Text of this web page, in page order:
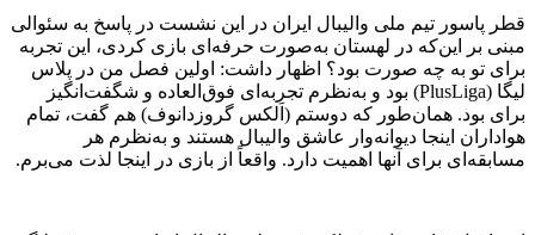
قطر پاسور تیم ملی والیبال ایران در این نشست در پاسخ به سئوالی
مبنی بر این‌که در لهستان به‌صورت حرفه‌ای بازی کردی، این تجربه
برای تو به چه صورت بود؟ اظهار داشت: اولین فصل من در پلاس
لیگا (PlusLiga) بود و به‌نظرم تجربه‌ای فوق‌العاده و شگفت‌انگیز
برای بود. همان‌طور که دوستم (اَلکس گروزدانوف) هم گفت، تمام
هواداران اینجا دیوانه‌وار عاشق والیبال هستند و به‌نظرم هر
مسابقه‌ای برای آنها اهمیت دارد. واقعاً از بازی در اینجا لذت می‌برم.